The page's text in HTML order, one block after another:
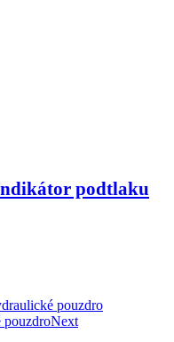
podtlaku
pouzdro
pouzdroNext